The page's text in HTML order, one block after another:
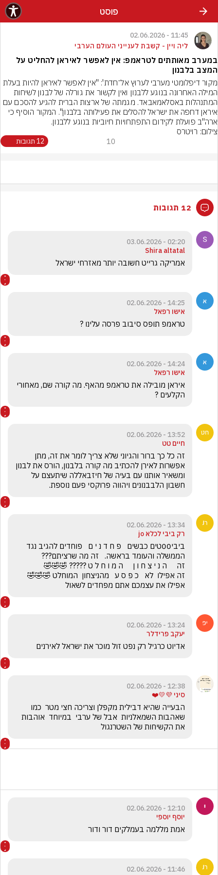
פוסט
11:45 - 02.06.2026
ליה ויין - קשבת לענייני העולם הערבי
במערב מאותתים לטראמפ: אין לאפשר לאיראן להחליט על
המצב בלבנון
מקור דיפלומטי מערבי לערוץ אל־חדת': "אין לאפשר לאיראן להיות בעלת
ארה"ב פועלת לקידום התפתחויות חיוביות בנוגע ללבנון.
צילום: רויטרס
10 12 תגובות
12 תגובות
02:20 - 03.06.2026
Shira altatal
אמריקה גרייט חשובה יותר מאזרחי ישראל
14:25 - 02.06.2026
אישו רפאל
טראמפ תופס סיבוב פרסה עלינו ?
14:24 - 02.06.2026
אישו רפאל
הקלעים ?
13:52 - 02.06.2026
חיים טט
חשבון הלבבנונים ויהווה פרוקסי פעם נוספת.
13:34 - 02.06.2026
רק ביבי לכלא jo
אפילו את עצמכם אתם מפחדים לשאול
13:24 - 02.06.2026
יעקב פרידלר
אדיוט כרגיל רק נפט זול מוכר את ישראל לאירנים
12:38 - 02.06.2026
סיני 💜💛❤️
את הקשיחות של השטרנגול
12:10 - 02.06.2026
יוסף יוספי
אמת מללמה בעמלקים דור ודור
11:46 - 02.06.2026